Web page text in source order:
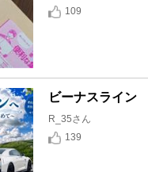
109
ビーナスライン
R_35さん
139